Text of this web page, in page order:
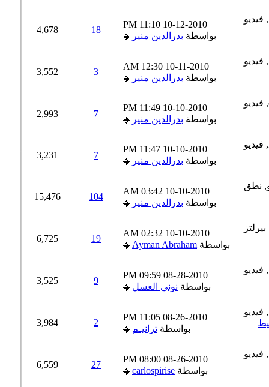
10-12-2010
11:10 PM
بواسطةبدرالدين منير
18
4,678
10-11-2010
12:30 AM
بواسطةبدرالدين منير
3,552
10-10-2010
11:49 PM
بواسطةبدرالدين منير
2,993
10-10-2010
11:47 PM
بواسطةبدرالدين منير
3,231
10-10-2010
03:42 AM
بواسطةبدرالدين منير
104
15,476
10-10-2010
02:32 AM
بواسطةAyman Abraham
19
6,725
08-28-2010
09:59 PM
بواسطةنوني العسل
3,525
08-26-2010
11:05 PM
بواسطةترانيـم
3,984
08-26-2010
08:00 PM
بواسطةcarlospirise
27
6,559